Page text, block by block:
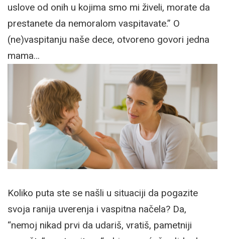
uslove od onih u kojima smo mi živeli, morate da
prestanete da nemoralom vaspitavate.” O
(ne)vaspitanju naše dece, otvoreno govori jedna
mama…
Koliko puta ste se našli u situaciji da pogazite
svoja ranija uverenja i vaspitna načela? Da,
“nemoj nikad prvi da udariš, vratiš, pametniji